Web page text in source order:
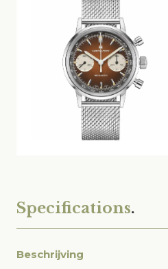
Specifications.
Beschrijving